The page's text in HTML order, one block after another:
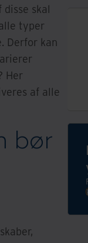
skal
typer
Derfor kan
Her
af alle
bør